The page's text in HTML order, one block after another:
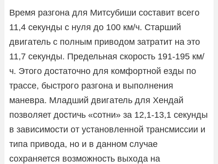
Время разгона для Митсубиши составит всего
11,4 секунды с нуля до 100 км/ч. Старший
двигатель с полным приводом затратит на это
11,7 секунды. Предельная скорость 191-195 км/
ч. Этого достаточно для комфортной езды по
трассе, быстрого разгона и выполнения
маневра. Младший двигатель для Хендай
позволяет достичь «сотни» за 12,1-13,1 секунды
в зависимости от установленной трансмиссии и
типа привода, но и в данном случае
сохраняется возможность выхода на